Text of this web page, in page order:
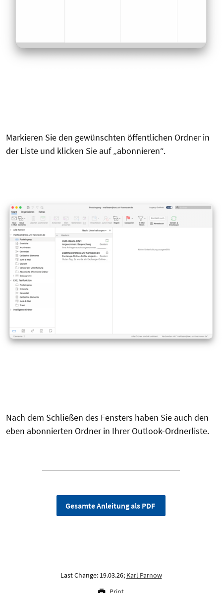
Markieren Sie den gewünschten öffentlichen Ordner in
der Liste und klicken Sie auf „abonnieren“.
Nach dem Schließen des Fensters haben Sie auch den
eben abonnierten Ordner in Ihrer Outlook-Ordnerliste.
Gesamte Anleitung als PDF
Last Change: 19.03.26; Karl Parnow